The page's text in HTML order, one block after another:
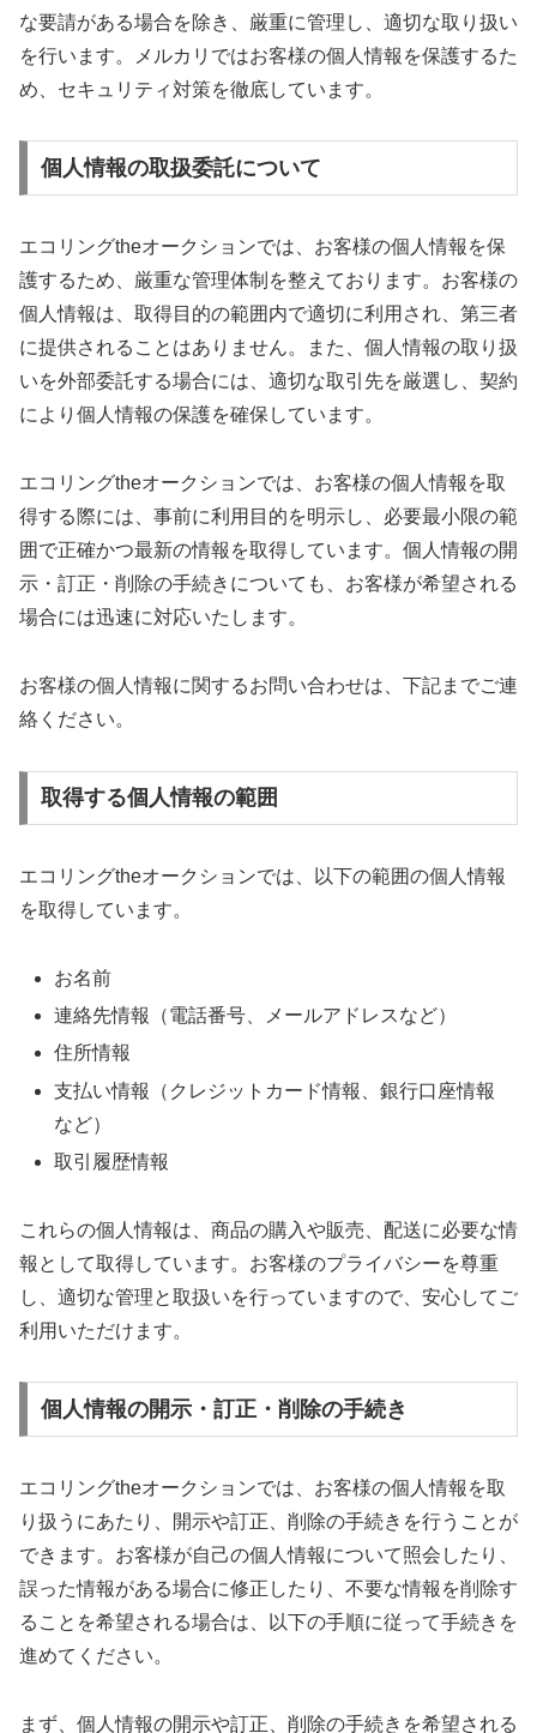
な要請がある場合を除き、厳重に管理し、適切な取り扱い
を行います。メルカリではお客様の個人情報を保護するた
め、セキュリティ対策を徹底しています。
個人情報の取扱委託について
エコリングtheオークションでは、お客様の個人情報を保
護するため、厳重な管理体制を整えております。お客様の
個人情報は、取得目的の範囲内で適切に利用され、第三者
に提供されることはありません。また、個人情報の取り扱
いを外部委託する場合には、適切な取引先を厳選し、契約
により個人情報の保護を確保しています。
エコリングtheオークションでは、お客様の個人情報を取
得する際には、事前に利用目的を明示し、必要最小限の範
囲で正確かつ最新の情報を取得しています。個人情報の開
示・訂正・削除の手続きについても、お客様が希望される
場合には迅速に対応いたします。
お客様の個人情報に関するお問い合わせは、下記までご連
絡ください。
取得する個人情報の範囲
エコリングtheオークションでは、以下の範囲の個人情報
を取得しています。
お名前
連絡先情報（電話番号、メールアドレスなど）
住所情報
支払い情報（クレジットカード情報、銀行口座情報
など）
取引履歴情報
これらの個人情報は、商品の購入や販売、配送に必要な情
報として取得しています。お客様のプライバシーを尊重
し、適切な管理と取扱いを行っていますので、安心してご
利用いただけます。
個人情報の開示・訂正・削除の手続き
エコリングtheオークションでは、お客様の個人情報を取
り扱うにあたり、開示や訂正、削除の手続きを行うことが
できます。お客様が自己の個人情報について照会したり、
誤った情報がある場合に修正したり、不要な情報を削除す
ることを希望される場合は、以下の手順に従って手続きを
進めてください。
まず、個人情報の開示や訂正、削除の手続きを希望される